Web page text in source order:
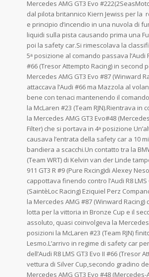
Mercedes AMG GT3 Evo
dal pilota britannico Kiern Jewiss per la
e principio d’incendio in una nuvola di
liquidi sulla pista causando prima una
poi la safety car.Si rimescolava la
5ᵃ posizione al comando passava l’Audi
#66 (Tresor Attempto Racing) in second
Mercedes AMG GT3 Evo #87 (Winward
attaccava l’Audi #66 ma Mazzola al
bene con tenaci mantenendo il
la McLaren #23 (Team RJN).Rientrava in
la Mercedes AMG GT3 Evo#48
Filter) che si portava in 4ᵃ posizione
causava l’entrata della safety car a 10
bandiera a scacchi.Un contatto tra la
(Team WRT) di Kelvin van der Linde
911 GT3 R #9 (Pure Rxcing)di Alexey
cappottava finendo contro l’Audi R8 LMS
(SaintèLoc Racing) Eziquiel Perz
la Mercedes AMG #87 (Winward Racing)
lotta per la vittoria in Bronze Cup e il
assoluto, quasi coinvolgeva la
posizioni la McLaren #23 (Team RJN)
Lesmo.L’arrivo in regime di safety car
dell’Audi R8 LMS GT3 Evo II #66 (Tresor
vettura di Silver Cup,secondo gradino
Mercedes AMG GT3 Evo #48